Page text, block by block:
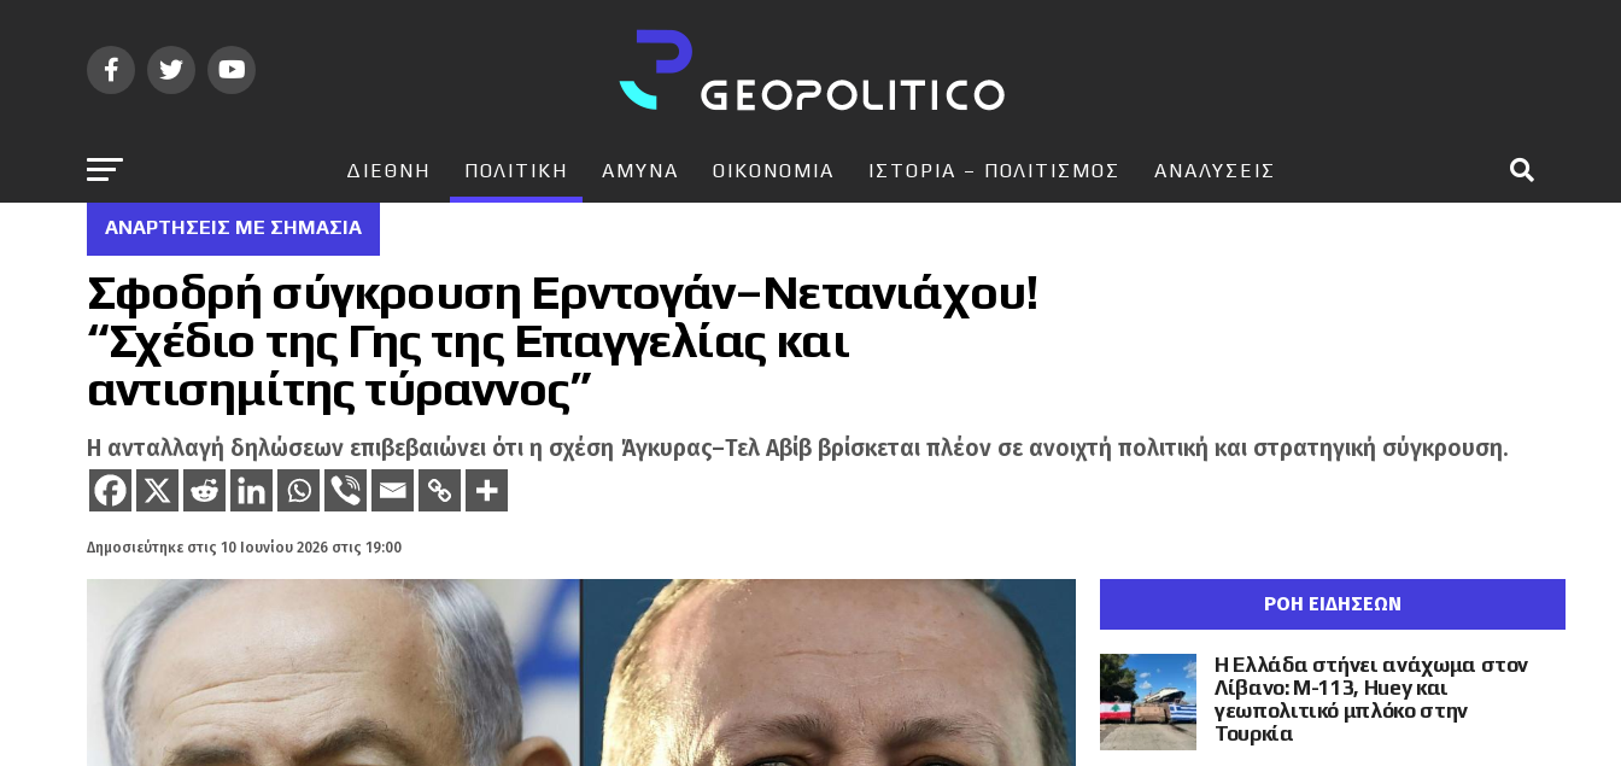
ΔΙΕΘΝΗ ΠΟΛΙΤΙΚΗ ΑΜΥΝΑ ΟΙΚΟΝΟΜΙΑ ΙΣΤΟΡΙΑ – ΠΟΛΙΤΙΣΜΟΣ ΑΝΑΛΥΣΕΙΣ
ΑΝΑΡΤΗΣΕΙΣ ΜΕ ΣΗΜΑΣΙΑ
Σφοδρή σύγκρουση Ερντογάν–Νετανιάχου!
“Σχέδιο της Γης της Επαγγελίας και
αντισημίτης τύραννος”
Η ανταλλαγή δηλώσεων επιβεβαιώνει ότι η σχέση Άγκυρας–Τελ Αβίβ βρίσκεται πλέον σε ανοιχτή πολιτική και στρατηγική σύγκρουση.
Δημοσιεύτηκε στις 10 Ιουνίου 2026 στις 19:00
ΡΟΗ ΕΙΔΗΣΕΩΝ
Η Ελλάδα στήνει ανάχωμα στον
Λίβανο: M-113, Huey και
γεωπολιτικό μπλόκο στην
Τουρκία